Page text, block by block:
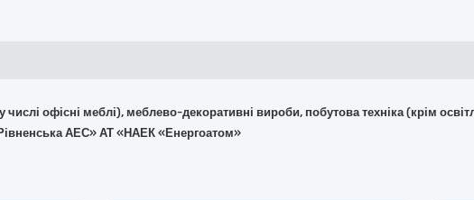
числі офісні меблі), меблево-декоративні вироби, побутова техніка (крім
АЕС» АТ «НАЕК «Енергоатом»